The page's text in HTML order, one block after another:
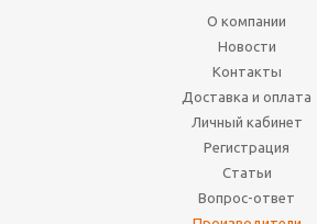
О компании
Новости
Контакты
Доставка и оплата
Личный кабинет
Регистрация
Статьи
Вопрос-ответ